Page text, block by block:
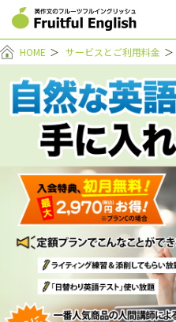
HOME ＞ サービスとご利用料金 ＞